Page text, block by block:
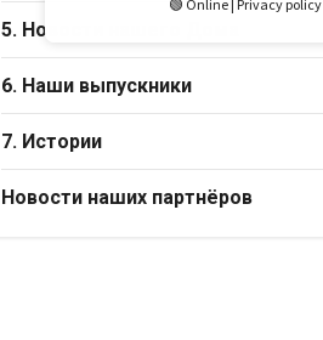
5. Новости нашего Дома
6. Наши выпускники
7. Истории
Новости наших партнёров
🟢 Online | Privacy policy